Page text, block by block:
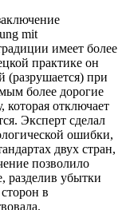
mit
имеет более
практике он
(разрушается) при
более дорогие
которая отключает
Эксперт сделал
ошибки,
двух стран,
позволило
разделив убытки
в